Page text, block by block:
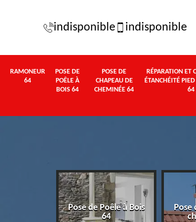
indisponible indisponible
RAMONEUR
64
POSE DE
POÊLE À
BOIS 64
POSE DE
CHAPEAU DE
CHEMINÉE 64
RÉPARATION ET
ÉTANCHÉITÉ
64
Pose de Poêle à Bois
64
Pose